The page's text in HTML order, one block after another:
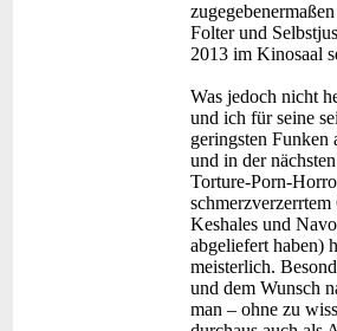
Folter und
2013 im Kinosaal
Was jedoch nicht
und ich für seine
geringsten Funken
und in der
Torture-Porn-
Keshales und
abgeliefert haben)
meisterlich.
und dem Wunsch
man – ohne zu